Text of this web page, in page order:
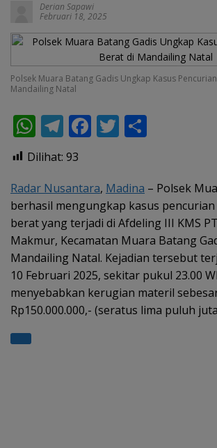
Derian Sapawi
Februari 18, 2025
Polsek Muara Batang Gadis Ungkap Kasus
Mandailing Natal
W
h
at
s
A
p
p
T
el
e
gr
a
m
F
b
o
o
k
T
er e
Dilihat: 93
Radar Nusantara, Madina – Polsek
berhasil mengungkap kasus
berat yang terjadi di Afdeling III KMS
Makmur, Kecamatan Muara Batang
Mandailing Natal. Kejadian tersebut
10 Februari 2025, sekitar pukul 23.00
menyebabkan kerugian materil
Rp150.000.000,- (seratus lima puluh